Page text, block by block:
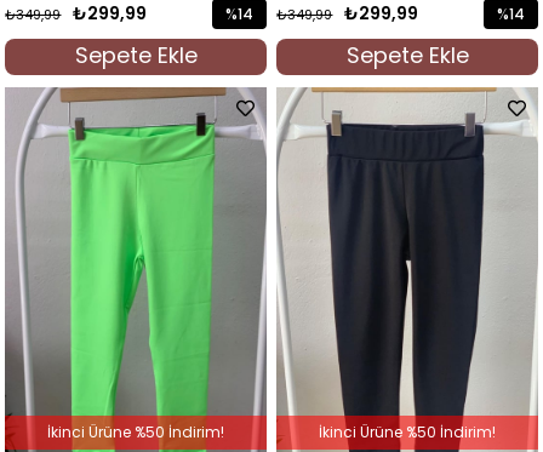
₺299,99
₺349,99
Sepete Ekle
%14
İndirim
%14İndirim
₺299,99
₺349,99
Sepete Ekle
%14
İndirim
İkinci Ürüne %50 İndirim! İkinci Ürüne %50 İndirim!